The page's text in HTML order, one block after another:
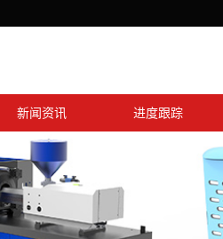
新闻资讯 进度跟踪